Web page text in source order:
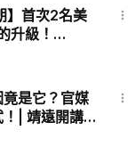
】首次2名美
升級！
是它？官媒
| 靖遠開講 |
鎖國 #竹知